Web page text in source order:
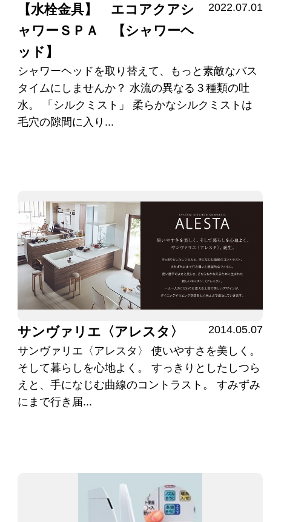
【水栓金具】 エコアクアシ
ャワーＳＰＡ 【シャワーヘ
ッド】
2022.07.01
シャワーヘッドを取り替えて、もっと素敵なバス
タイムにしませんか？ 水流の異なる３種類の吐
水。 「シルクミスト」 柔らかなシルクミストは
毛穴の隙間に入り...
サンヴァリエ〈アレスタ〉
2014.05.07
サンヴァリエ〈アレスタ〉 使いやすさを美しく。
そして暮らしを心地よく。 すっきりとしたしつら
えと、手になじむ曲線のコントラスト。 すみずみ
にまで行き届...